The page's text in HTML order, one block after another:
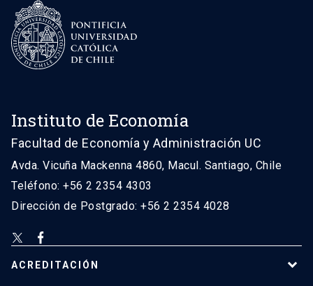
Instituto de Economía
Facultad de Economía y Administración UC
Avda. Vicuña Mackenna 4860, Macul. Santiago, Chile
Teléfono: +56 2 2354 4303
Dirección de Postgrado: +56 2 2354 4028
ACREDITACIÓN